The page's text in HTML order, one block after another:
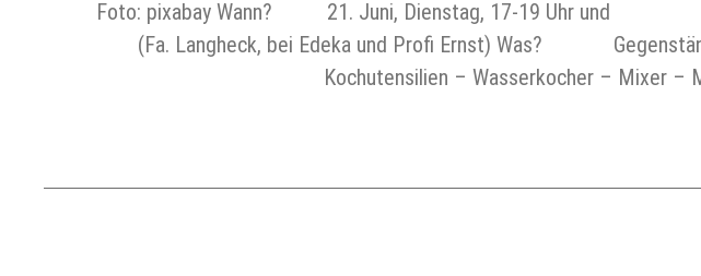
Foto: pixabay Wann? 21. Juni, Dienstag, 17-19 Uhr
(Fa. Langheck, bei Edeka und Profi Ernst) Was?
Kochutensilien – Wasserkocher – Mixer –